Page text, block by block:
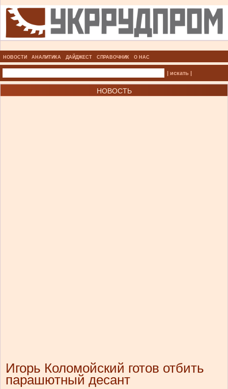
НОВОСТИ АНАЛИТИКА ДАЙДЖЕСТ СПРАВОЧНИК О НАС
| искать |
НОВОСТЬ
Игорь Коломойский готов отбить
парашютный десант